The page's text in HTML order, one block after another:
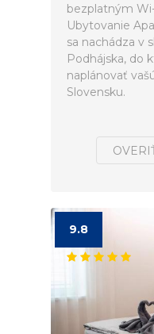
bezplatným
Ubytovanie
sa nachádza v
Podhájska, do
naplánovať
Slovensku.
9.8